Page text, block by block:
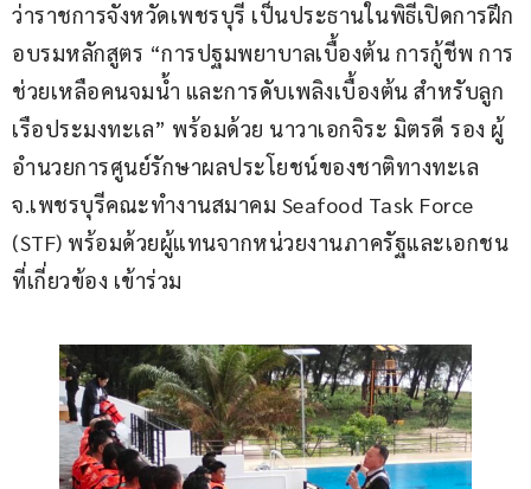
ว่าราชการจังหวัดเพชรบุรี เป็นประธานในพิธีเปิดการฝึก
อบรมหลักสูตร “การปฐมพยาบาลเบื้องต้น การกู้ชีพ การ
ช่วยเหลือคนจมน้ำ และการดับเพลิงเบื้องต้น สำหรับลูก
เรือประมงทะเล” พร้อมด้วย นาวาเอกจิระ มิตรดี รอง ผู้
อำนวยการศูนย์รักษาผลประโยชน์ของชาติทางทะเล
จ.เพชรบุรีคณะทำงานสมาคม Seafood Task Force
(STF) พร้อมด้วยผู้แทนจากหน่วยงานภาครัฐและเอกชน
ที่เกี่ยวข้อง เข้าร่วม